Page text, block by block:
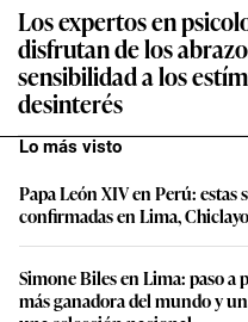
Los expertos en
disfrutan de los
sensibilidad a los
desinterés
Lo más visto
Papa León XIV en Perú: estas
confirmadas en Lima,
Simone Biles en Lima: paso a
más ganadora del mundo y